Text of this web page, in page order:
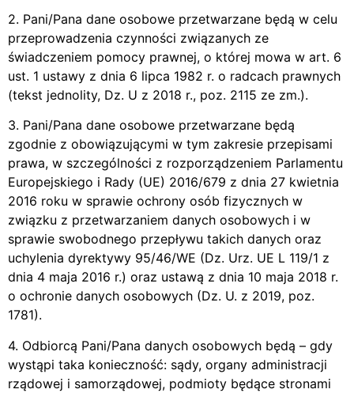
2. Pani/Pana dane osobowe przetwarzane będą w celu
przeprowadzenia czynności związanych ze
świadczeniem pomocy prawnej, o której mowa w art. 6
ust. 1 ustawy z dnia 6 lipca 1982 r. o radcach prawnych
(tekst jednolity, Dz. U z 2018 r., poz. 2115 ze zm.).
3. Pani/Pana dane osobowe przetwarzane będą
zgodnie z obowiązującymi w tym zakresie przepisami
prawa, w szczególności z rozporządzeniem Parlamentu
Europejskiego i Rady (UE) 2016/679 z dnia 27 kwietnia
2016 roku w sprawie ochrony osób fizycznych w
związku z przetwarzaniem danych osobowych i w
sprawie swobodnego przepływu takich danych oraz
uchylenia dyrektywy 95/46/WE (Dz. Urz. UE L 119/1 z
dnia 4 maja 2016 r.) oraz ustawą z dnia 10 maja 2018 r.
o ochronie danych osobowych (Dz. U. z 2019, poz.
1781).
4. Odbiorcą Pani/Pana danych osobowych będą – gdy
wystąpi taka konieczność: sądy, organy administracji
rządowej i samorządowej, podmioty będące stronami